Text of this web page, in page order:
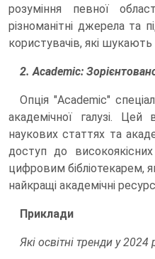
розуміння певної
різноманітні джерела та
користувачів, які
2. Academic:
Опція "Academic"
академічної галузі. Цей
наукових статтях та
доступ до
цифровим бібліотекарем,
найкращі академічні
Приклади
Які освітні тренди у 2024